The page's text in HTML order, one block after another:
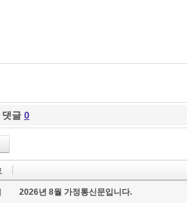
댓글 0
2026년 8월 가정통신문입니다.